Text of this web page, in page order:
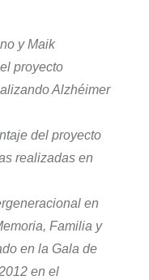
y Maik
proyecto
Alzhéimer
del proyecto
realizadas en
en
Familia y
en la Gala de
en el